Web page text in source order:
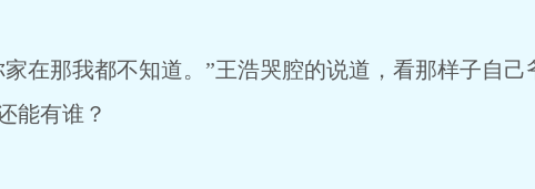
在那我都不知道。”王浩哭腔的说道，看那样子自
能有谁？